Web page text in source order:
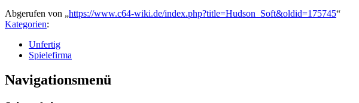
Abgerufen von „https://www.c64-wiki.de/index.php?title=Hudson_Soft&oldid=175745“
Kategorien:
Unfertig
Spielefirma
Navigationsmenü